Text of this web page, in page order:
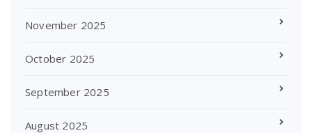
November 2025
October 2025
September 2025
August 2025